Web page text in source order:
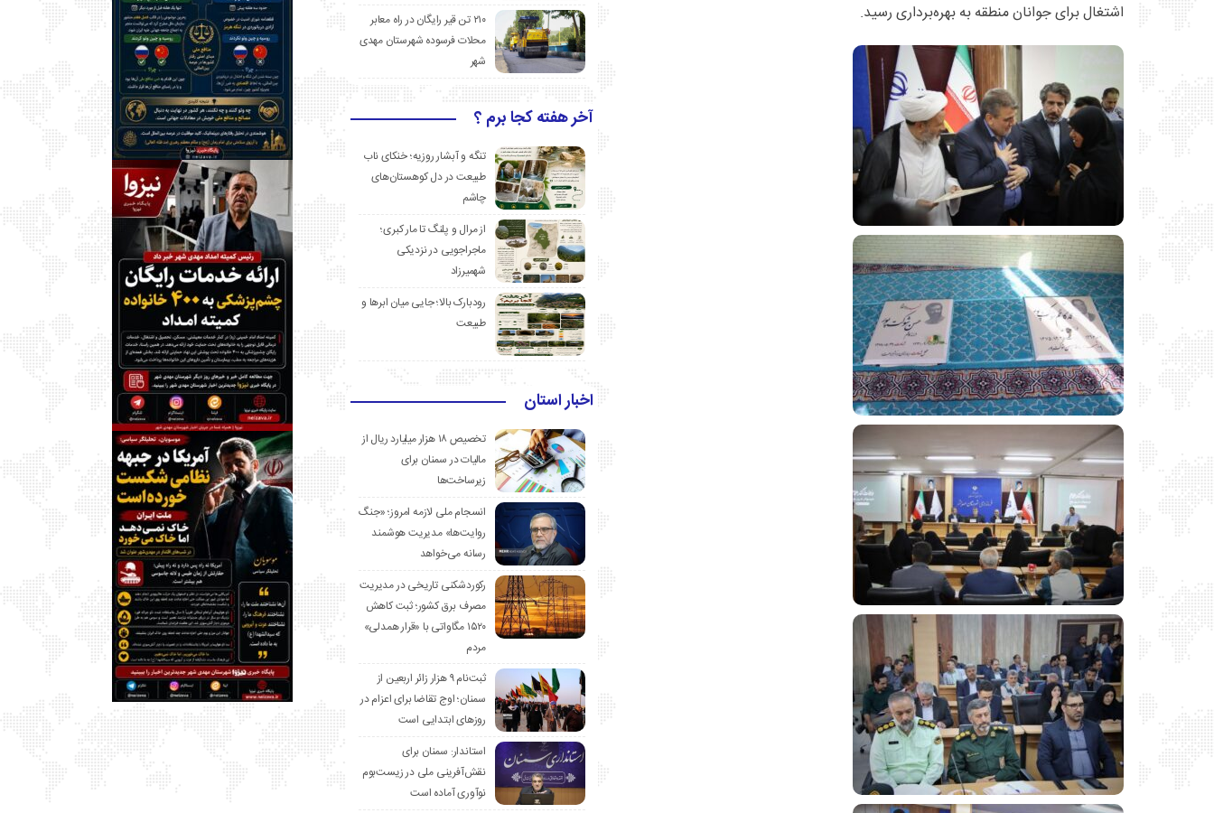
اشتغال برای جوانان منطقه به بهره‌برداری رسید.
۲۱۰ تن قیر رایگان در راه معابر
محلات فرسوده شهرستان مهدی
شهر
آخر هفته کجا برم ؟
تنگه و آبشار روزیه؛ خنکای ناب
طبیعت در دل کوهستان‌های
چاشم
از مرال و پلنگ تا مار کبری؛
ماجراجویی در نزدیکی
شهمیرزاد
رودبارک بالا؛ جایی میان ابرها و
طبیعت
اخبار استان
تخصیص ۱۸ هزار میلیارد ریال از
مالیات در سمنان برای
زیرساخت‌ها
انسجام ملی لازمه امروز؛ «جنگ
روایت‌ها» مدیریت هوشمند
رسانه می‌خواهد
رکوردشکنی تاریخی در مدیریت
مصرف برق کشور؛ ثبت کاهش
۱۵۲۰ مگاواتی با «قرار همدلی»
مردم
ثبت‌نام ۹ هزار زائر اربعین از
سمنان؛ اوج تقاضا برای اعزام در
روزهای ابتدایی است
استاندار: سمنان برای
نقش‌آفرینی ملی در زیست‌بوم
نوآوری آماده است